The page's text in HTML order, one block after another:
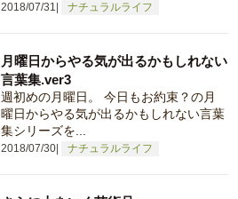
2018/07/31 ナチュラルライフ
2018/07/30 ナチュラルライフ
月曜日からやる気が出るかもしれない
言葉集.ver3
週初めの月曜日。 今日もお約束？の月
曜日からやる気が出るかもしれない言葉
集シリーズを...